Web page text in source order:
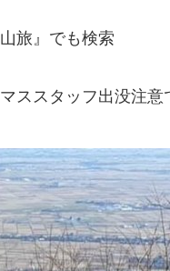
旅』でも検索
ススタッフ出没注